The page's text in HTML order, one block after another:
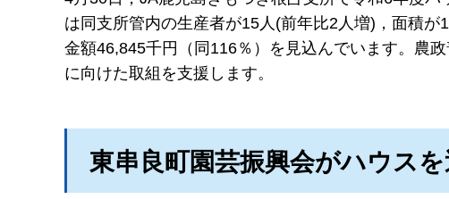
は同支所管内の生産者が15人(前年比2人増)，面積
金額46,845千円（同116％）を見込んでいます。農
に向けた取組を支援します。
東串良町園芸振興会がハウス